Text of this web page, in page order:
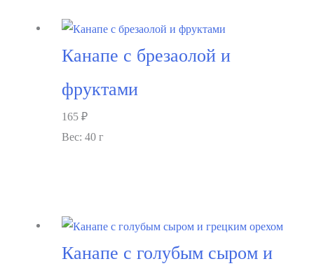
Канапе с брезаолой и
фруктами
165 ₽
Вес: 40 г
Канапе с голубым сыром и